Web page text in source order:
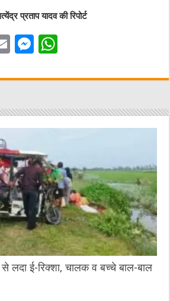
प्रताप यादव की रिपोर्ट
E
ai
M
ss
n
er
at
A
p
लदा ई-रिक्शा, चालक व बच्चे बाल-बाल